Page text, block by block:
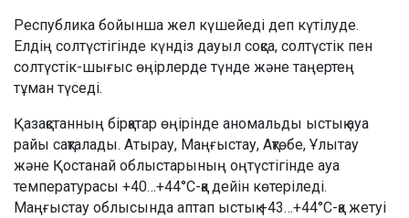
Республика бойынша жел күшейеді деп күтілуде.
Елдің солтүстігінде күндіз дауыл соқса, солтүстік пен
солтүстік-шығыс өңірлерде түнде және таңертең
тұман түседі.
Қазақстанның бірқатар өңірінде аномальды ыстық ауа
райы сақталады. Атырау, Маңғыстау, Ақтөбе, Ұлытау
және Қостанай облыстарының оңтүстігінде ауа
температурасы +40…+44°C-қа дейін көтеріледі.
Маңғыстау облысында аптап ыстық +43…+44°C-қа жетуі